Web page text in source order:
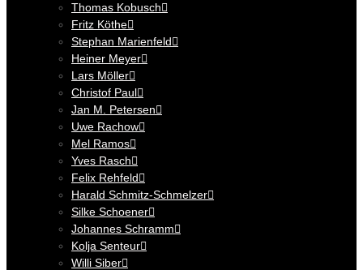
Thomas Kobusch
Fritz Köthe
Stephan Marienfeld
Heiner Meyer
Lars Möller
Christof Paul
Jan M. Petersen
Uwe Rachow
Mel Ramos
Yves Rasch
Felix Rehfeld
Harald Schmitz-Schmelzer
Silke Schoener
Johannes Schramm
Kolja Senteur
Willi Siber